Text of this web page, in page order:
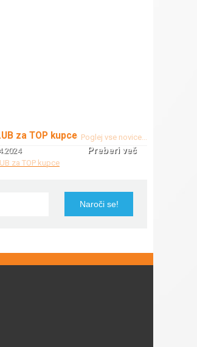
Poglej vse novice...
za TOP kupce
Preberi več